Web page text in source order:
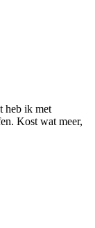
heb ik met
Kost wat meer,